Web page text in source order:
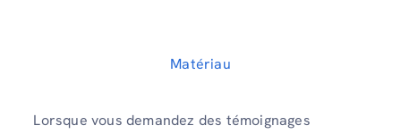
Matériau
Lorsque vous demandez des témoignages